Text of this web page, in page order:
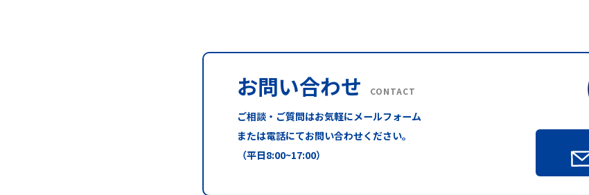
お問い合わせ CONTACT
ご相談・ご質問はお気軽にメールフォーム
または電話にてお問い合わせください。
（平日8:00~17:00）